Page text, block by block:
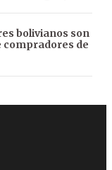
bolivianos son
compradores de